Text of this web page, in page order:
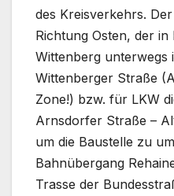
des Kreisverkehrs.
Richtung Osten, der
Wittenberg unterwegs
Wittenberger Straße
Zone!) bzw. für LKW
Arnsdorfer Straße –
um die Baustelle zu
Bahnübergang
Trasse der